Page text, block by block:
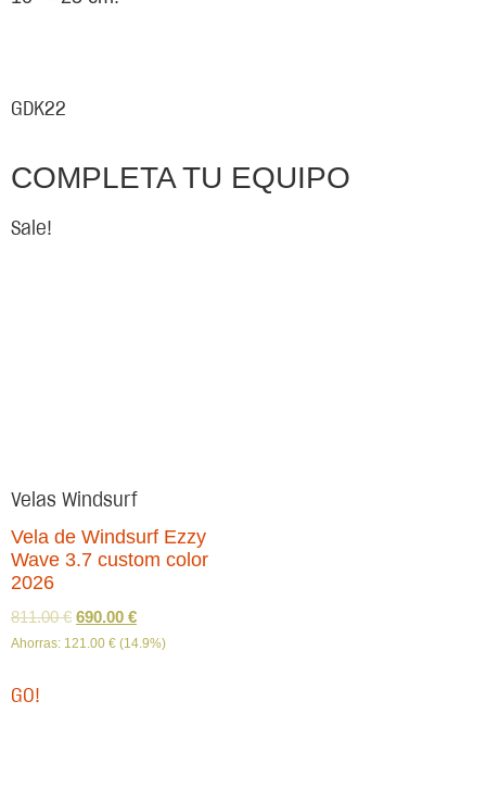
GDK22
COMPLETA TU EQUIPO
Sale!
Velas Windsurf
Vela de Windsurf Ezzy
Wave 3.7 custom color
2026
811.00€ 690.00 €
Ahorras: 121.00 € (14.9%)
GO!